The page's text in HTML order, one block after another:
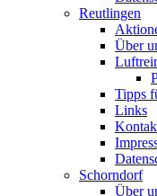
Reutlingen
Über
Tipps
Links
Schorndorf
Über